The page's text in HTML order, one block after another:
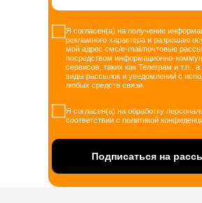
Я согласен(а) на получение
рекламного характера и разрешаю
мой адрес смс/e-mail/почтовые
посредством информационно-
сервисов, таких как Телеграм и т.п.,
виды рассылок и уведомлений с
любых средств связи.
Я согласен(а) на обработку
соответствии с политикой
Подписаться на
+7 347 225 70 75
Сотрудничество по пошиву
home.official@yandex.ru
Напишите нам
ЗАКАЗАТЬ ЗВОНОК
+7 930 036 85 44
+7 927 340 70 60